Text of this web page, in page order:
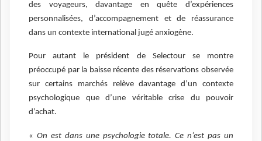
des voyageurs, davantage en quête d’expériences
personnalisées, d’accompagnement et de réassurance
dans un contexte international jugé anxiogène.
Pour autant le président de Selectour se montre
préoccupé par la baisse récente des réservations observée
sur certains marchés relève davantage d’un contexte
psychologique que d’une véritable crise du pouvoir
d’achat.
« On est dans une psychologie totale. Ce n’est pas un